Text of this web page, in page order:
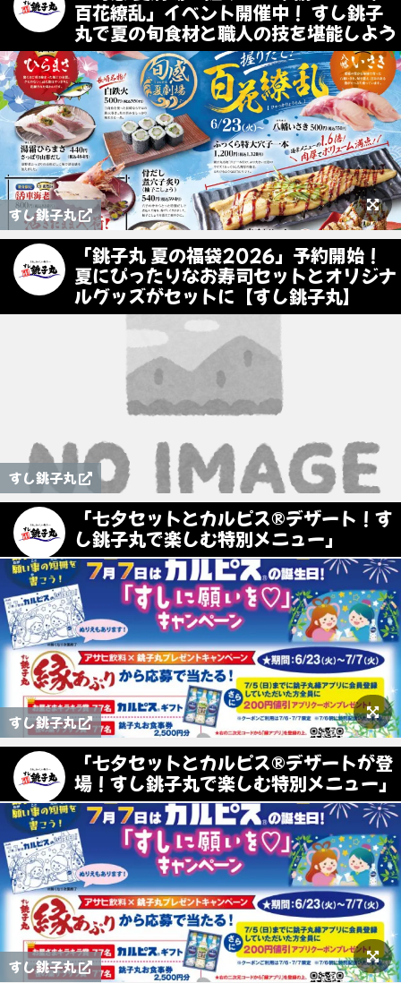
百花繚乱」イベント開催中！ すし銚子
丸で夏の旬食材と職人の技を堪能しよう
すし銚子丸
「銚子丸 夏の福袋2026」予約開始！
夏にぴったりなお寿司セットとオリジナ
ルグッズがセットに【すし銚子丸】
すし銚子丸
「七夕セットとカルピス®デザート！す
し銚子丸で楽しむ特別メニュー」
すし銚子丸
「七夕セットとカルピス®デザートが登
場！すし銚子丸で楽しむ特別メニュー」
すし銚子丸